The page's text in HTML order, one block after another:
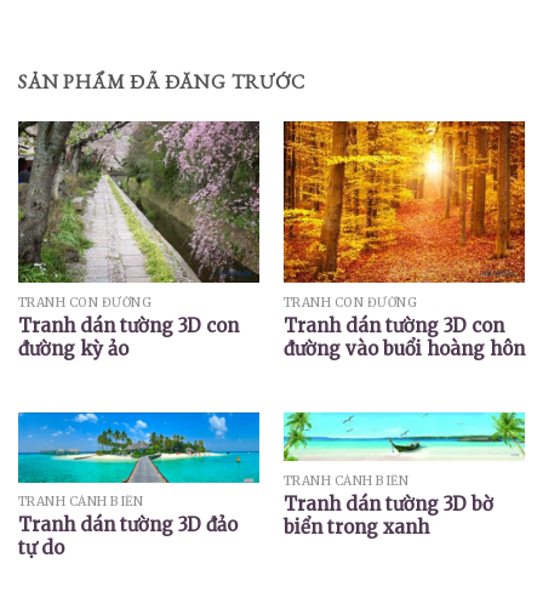
SẢN PHẨM ĐÃ ĐĂNG TRƯỚC
TRANH CON ĐƯỜNG
Tranh dán tường 3D con
đường kỳ ảo
TRANH CON ĐƯỜNG
Tranh dán tường 3D con
đường vào buổi hoàng hôn
TRANH CẢNH BIỂN
Tranh dán tường 3D đảo
tự do
TRANH CẢNH BIỂN
Tranh dán tường 3D bờ
biển trong xanh